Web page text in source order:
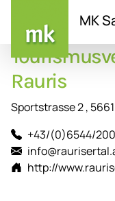
Inhalt
MK
Rauris
Sportstrasse 2 ,
+43/(0)6544/
http://